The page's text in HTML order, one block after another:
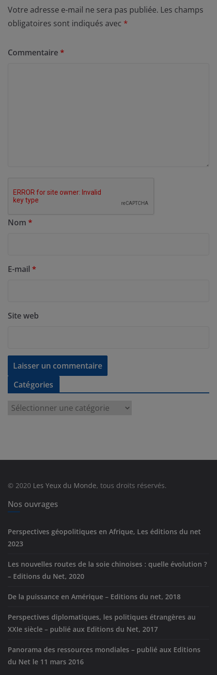
Votre adresse e-mail ne sera pas publiée. Les champs
obligatoires sont indiqués avec *
Commentaire*
Nom *
E-mail *
Site web
Catégories
e
s
© 2020 Les Yeux du Monde, tous droits réservés.
Nos ouvrages
Perspectives géopolitiques en Afrique, Les éditions du net
2023
Les nouvelles routes de la soie chinoises : quelle évolution ?
– Editions du Net, 2020
De la puissance en Amérique – Editions du net, 2018
Perspectives diplomatiques, les politiques étrangères au
XXIe siècle – publié aux Editions du Net, 2017
Panorama des ressources mondiales – publié aux Editions
du Net le 11 mars 2016